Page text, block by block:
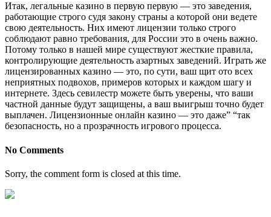
Итак, легальные казино в первую первую — это заведения,
работающие строго судя закону страны а которой они ведете
свою деятельность. Них имеют лицензии только строго
соблюдают равно требования, для России это в очень важно.
Потому только в нашей мире существуют жесткие правила,
контролирующие деятельность азартных заведений. Играть же
лицензированных казино — это, по сути, ваш щит ото всех
неприятных подвохов, примеров которых и каждом шагу и
интернете. Здесь севилестр можете быть уверены, что ваши
частной данные будут защищены, а ваш выигрыш точно будет
выплачен. Лицензионные онлайн казино — это даже” “так
безопасность, но а прозрачность игрового процесса.
No Comments
Sorry, the comment form is closed at this time.